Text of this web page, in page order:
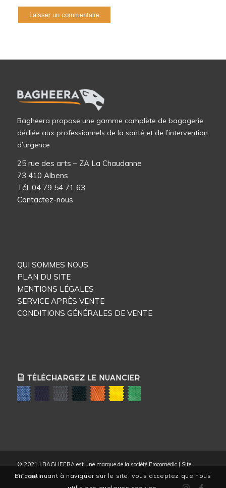
Bagheera propose une gamme complète de bagagerie
dédiée aux professionnels de la santé et de l’intervention
d’urgence
25 rue des arts – ZA La Chaudanne
73 410 Albens
Tél. 04 79 54 71 63
Contactez-nous
QUI SOMMES NOUS
PLAN DU SITE
MENTIONS LÉGALES
SERVICE APRÈS VENTE
CONDITIONS GÉNÉRALES DE VENTE
© 2021 | BAGHEERA est une marque de la société Procomédic | Site
FC.com
En continuant à naviguer sur le site, vous acceptez que nous